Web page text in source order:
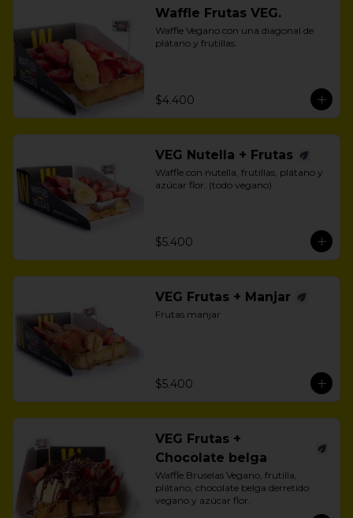
Waffle Frutas VEG.
Waffle Vegano con una diagonal de
plátano y frutillas.
$4.400
VEG Nutella + Frutas
Waffle con nutella, frutillas, plátano y
azúcar flor. (todo vegano)
$5.400
VEG Frutas + Manjar
Frutas manjar
$5.400
VEG Frutas +
Chocolate belga
Waffle Bruselas Vegano, frutilla,
plátano, chocolate belga derretido
vegano y azúcar flor.